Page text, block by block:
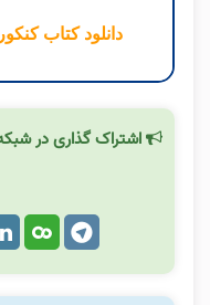
دانلود کتاب
اشتراک گذاری در